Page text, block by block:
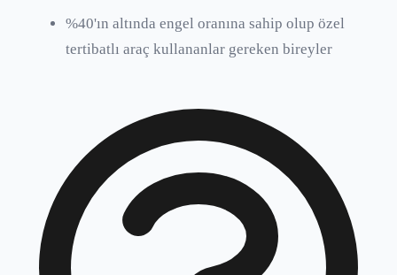
%40'ın altında engel oranına sahip olup özel
tertibatlı araç kullananlar gereken bireyler